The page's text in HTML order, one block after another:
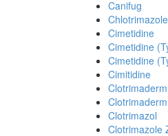
Canifug
Chlotrimazole
Cimetidine
Cimetidine
Cimetidine
Cimitidine
Clotrimaderm
Clotrimazol
Clotrimazole